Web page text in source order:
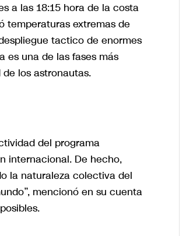
a las 18:15 hora de la costa
temperaturas extremas de
tactico de enormes
es una de las fases más
los astronautas.
del programa
internacional. De hecho,
la naturaleza colectiva del
mencionó en su cuenta